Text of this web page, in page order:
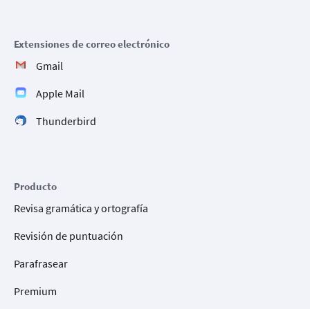
Extensiones de correo electrónico
Gmail
Apple Mail
Thunderbird
Producto
Revisa gramática y ortografía
Revisión de puntuación
Parafrasear
Premium